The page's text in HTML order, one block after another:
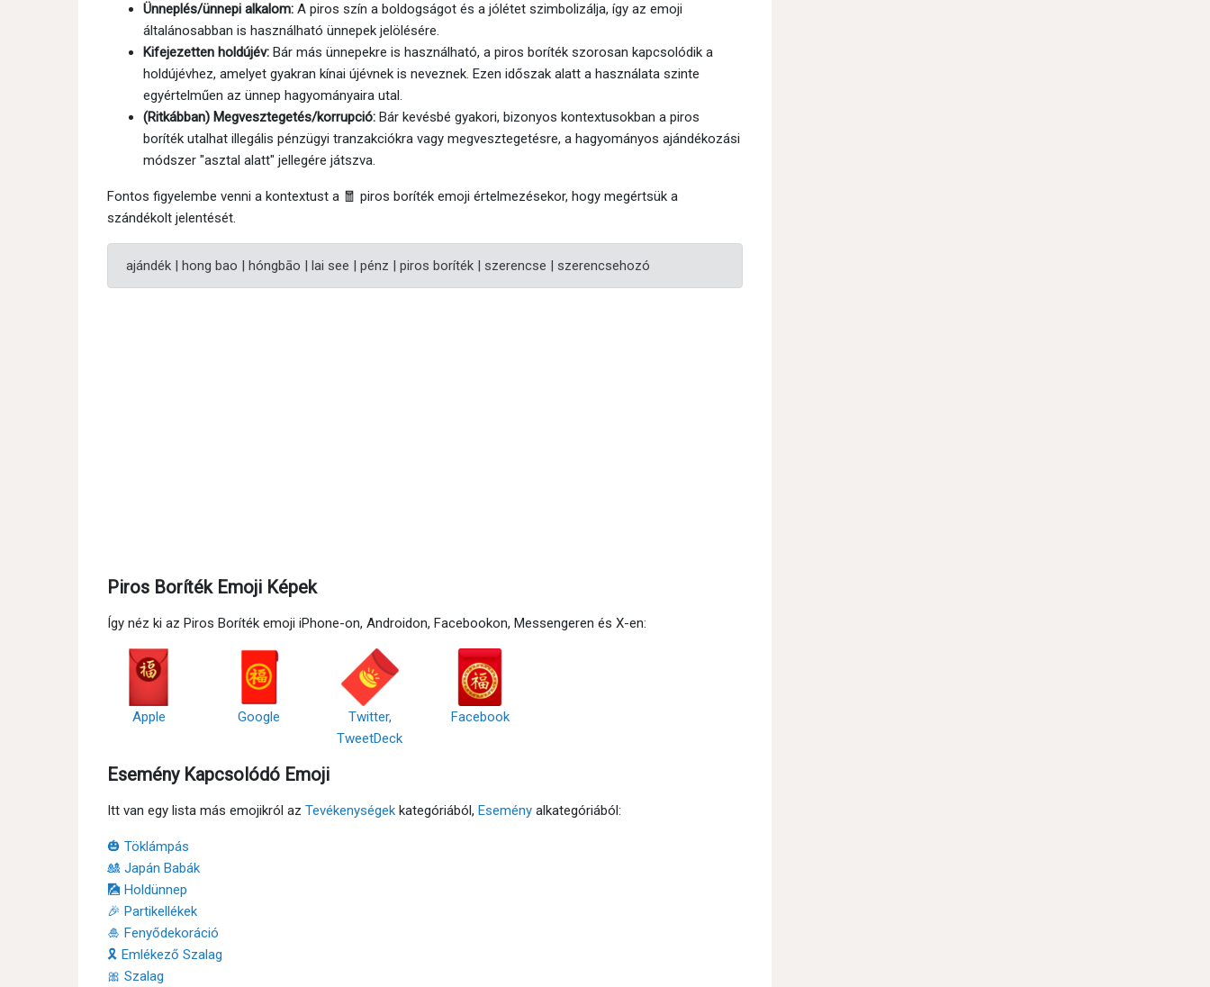
Ünneplés/ünnepi alkalom: A piros szín a boldogságot és a jólétet szimbolizálja, így az emoji
általánosabban is használható ünnepek jelölésére.
Kifejezetten holdújév: Bár más ünnepekre is használható, a piros boríték szorosan kapcsolódik a
holdújévhez, amelyet gyakran kínai újévnek is neveznek. Ezen időszak alatt a használata szinte
egyértelműen az ünnep hagyományaira utal.
(Ritkábban) Megvesztegetés/korrupció: Bár kevésbé gyakori, bizonyos kontextusokban a piros
boríték utalhat illegális pénzügyi tranzakciókra vagy megvesztegetésre, a hagyományos ajándékozási
módszer "asztal alatt" jellegére játszva.
Fontos figyelembe venni a kontextust a 🧧 piros boríték emoji értelmezésekor, hogy megértsük a
szándékolt jelentését.
ajándék | hong bao | hóngbāo | lai see | pénz | piros boríték | szerencse | szerencsehozó
Piros Boríték Emoji Képek
Így néz ki az Piros Boríték emoji iPhone-on, Androidon, Facebookon, Messengeren és X-en:
Apple Google
Twitter,
TweetDeck
Facebook
Esemény Kapcsolódó Emoji
Itt van egy lista más emojikról az Tevékenységek kategóriából, Esemény alkategóriából:
🎃 Töklámpás
🎎 Japán Babák
🎑 Holdünnep
🎉 Partikellékek
🎍 Fenyődekoráció
🎗 Emlékező Szalag
🎀 Szalag